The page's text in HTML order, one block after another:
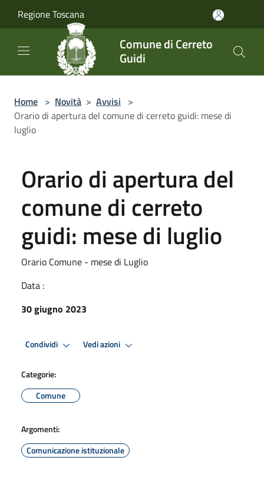
Regione Toscana
Comune di Cerreto
Guidi
Home > Novità > Avvisi >
Orario di apertura del comune di cerreto guidi: mese di
luglio
Orario di apertura del
comune di cerreto
guidi: mese di luglio
Orario Comune - mese di Luglio
Data :
30 giugno 2023
Condividi Vedi azioni
Categorie:
Comune
Argomenti:
Comunicazione istituzionale